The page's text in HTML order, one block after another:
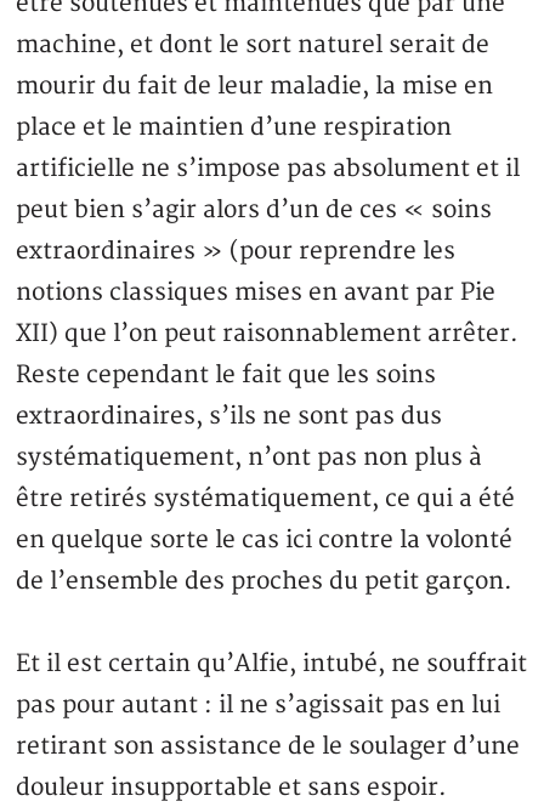
machine, et dont le sort naturel serait de
mourir du fait de leur maladie, la mise en
place et le maintien d’une respiration
artificielle ne s’impose pas absolument et il
peut bien s’agir alors d’un de ces « soins
extraordinaires » (pour reprendre les
notions classiques mises en avant par Pie
XII) que l’on peut raisonnablement arrêter.
Reste cependant le fait que les soins
extraordinaires, s’ils ne sont pas dus
systématiquement, n’ont pas non plus à
être retirés systématiquement, ce qui a été
en quelque sorte le cas ici contre la volonté
de l’ensemble des proches du petit garçon.
Et il est certain qu’Alfie, intubé, ne souffrait
pas pour autant : il ne s’agissait pas en lui
retirant son assistance de le soulager d’une
douleur insupportable et sans espoir.